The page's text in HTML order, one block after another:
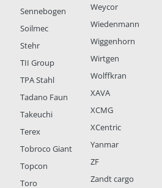
Sennebogen
Soilmec
Stehr
TII Group
TPA Stahl
Tadano Faun
Takeuchi
Terex
Tobroco Giant
Topcon
Toro
Weycor
Wiedenmann
Wiggenhorn
Wirtgen
Wolffkran
XAVA
XCMG
XCentric
Yanmar
ZF
Zandt cargo